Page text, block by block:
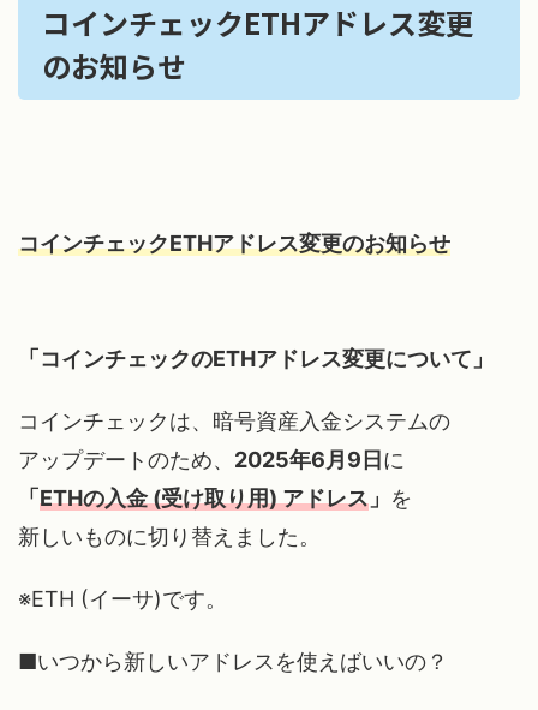
コインチェックETHアドレス変更
のお知らせ
コインチェックETHアドレス変更のお知らせ
「コインチェックのETHアドレス変更について」
コインチェックは、暗号資産入金システムの
アップデートのため、 2025年6月9日 に
「 ETHの入金 (受け取り用) アドレス 」 を
新しいものに切り替えました。
※ETH (イーサ)です。
■いつから新しいアドレスを使えばいいの？